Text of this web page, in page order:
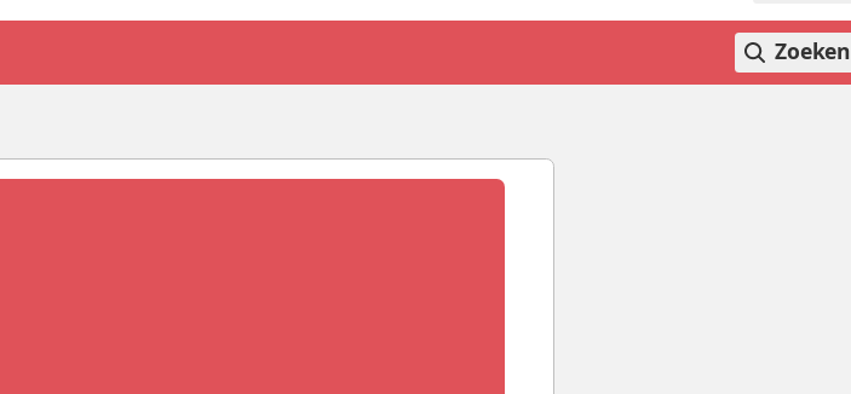
Zoeken